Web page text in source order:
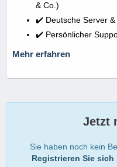
& Co.)
✔️ Deutsche Server &
✔️ Persönlicher
Mehr erfahren
Jetzt
Sie haben noch kein
Registrieren Sie